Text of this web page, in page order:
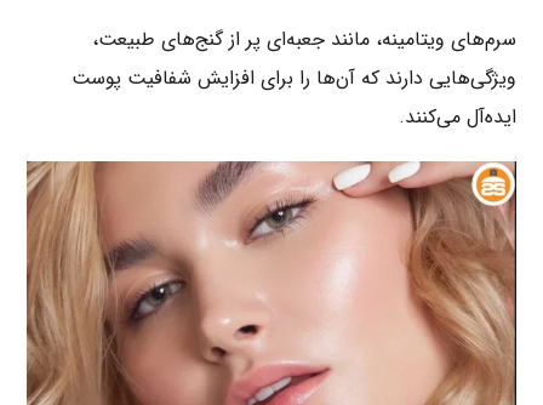
سرم‌های ویتامینه، مانند جعبه‌ای پر از گنج‌های طبیعت،
ویژگی‌هایی دارند که آن‌ها را برای افزایش شفافیت پوست
ایده‌آل می‌کنند.